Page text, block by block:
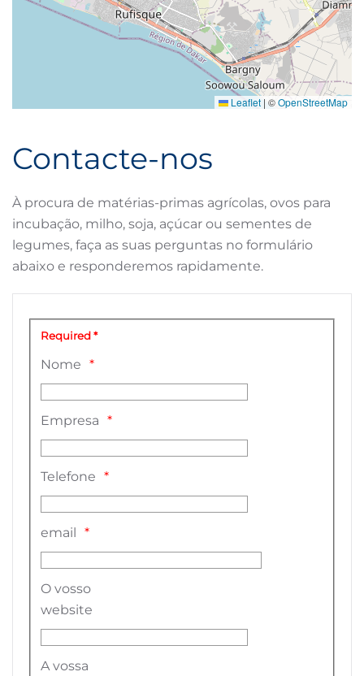
Leaflet | ©OpenStreetMap
Contacte-nos
À procura de matérias-primas agrícolas, ovos para
incubação, milho, soja, açúcar ou sementes de
legumes, faça as suas perguntas no formulário
abaixo e responderemos rapidamente.
Required *
Nome
Empresa
Telefone
email
O vosso
website
A vossa